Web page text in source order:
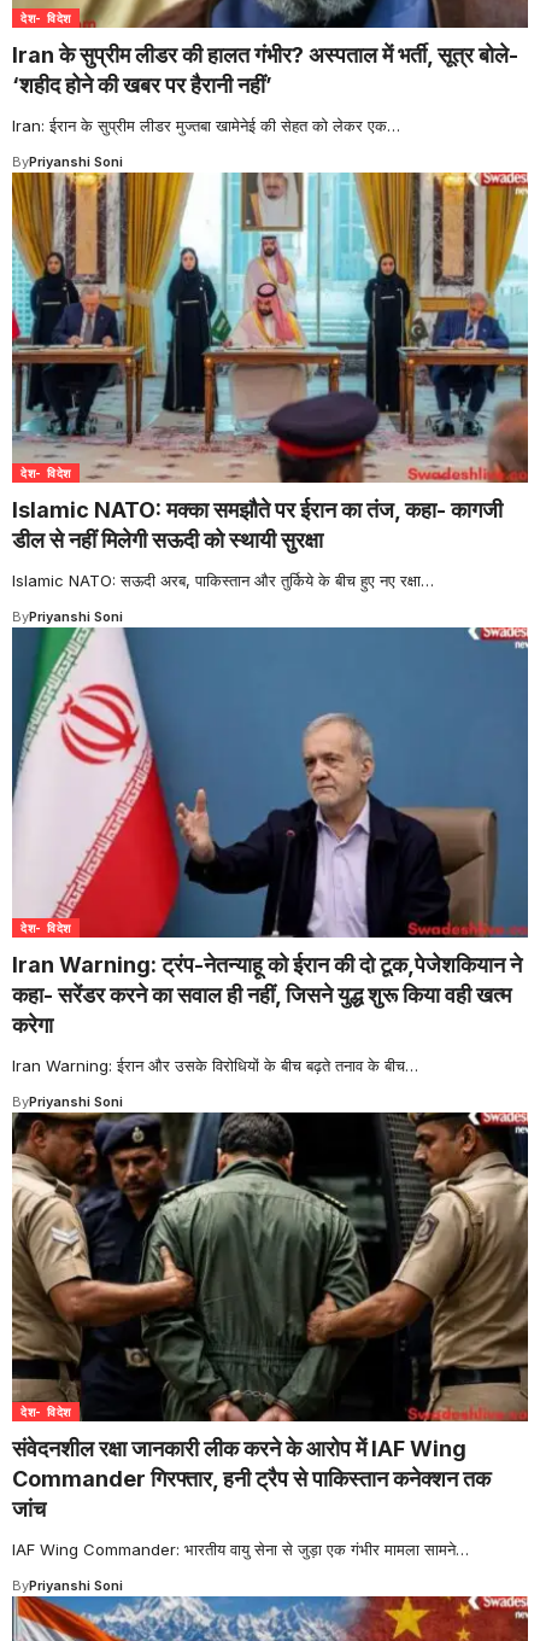
देश- विदेश
Iran के सुप्रीम लीडर की हालत गंभीर? अस्पताल में भर्ती, सूत्र बोले-
‘शहीद होने की खबर पर हैरानी नहीं’
Iran: ईरान के सुप्रीम लीडर मुज्तबा खामेनेई की सेहत को लेकर एक…
ByPriyanshi Soni
देश- विदेश
Islamic NATO: मक्का समझौते पर ईरान का तंज, कहा- कागजी
डील से नहीं मिलेगी सऊदी को स्थायी सुरक्षा
Islamic NATO: सऊदी अरब, पाकिस्तान और तुर्किये के बीच हुए नए रक्षा…
ByPriyanshi Soni
देश- विदेश
Iran Warning: ट्रंप-नेतन्याहू को ईरान की दो टूक,पेजेशकियान ने
कहा- सरेंडर करने का सवाल ही नहीं, जिसने युद्ध शुरू किया वही खत्म
करेगा
Iran Warning: ईरान और उसके विरोधियों के बीच बढ़ते तनाव के बीच…
ByPriyanshi Soni
देश- विदेश
संवेदनशील रक्षा जानकारी लीक करने के आरोप में IAF Wing
Commander गिरफ्तार, हनी ट्रैप से पाकिस्तान कनेक्शन तक
जांच
IAF Wing Commander: भारतीय वायु सेना से जुड़ा एक गंभीर मामला सामने…
ByPriyanshi Soni